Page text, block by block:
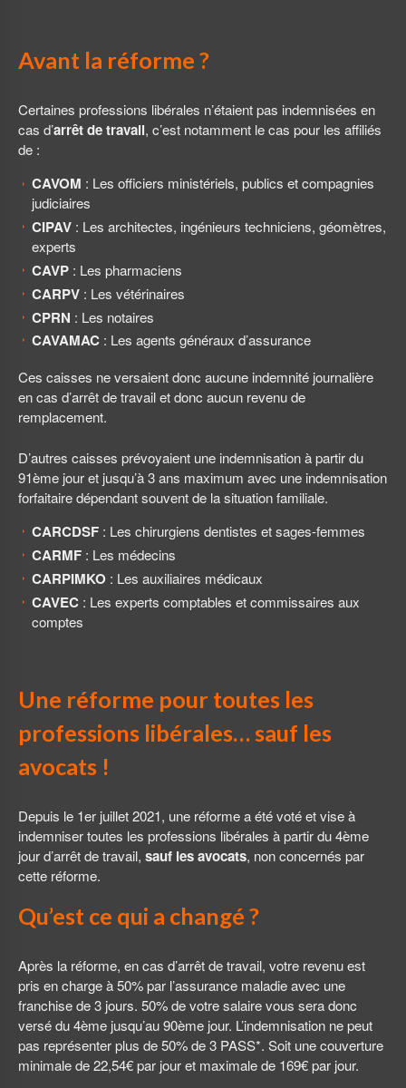
Avant la réforme ?
Certaines professions libérales n’étaient pas indemnisées en
cas d’arrêt de travail, c’est notamment le cas pour les affiliés
de :
CAVOM : Les officiers ministériels, publics et compagnies
judiciaires
CIPAV : Les architectes, ingénieurs techniciens, géomètres,
experts
CAVP : Les pharmaciens
CARPV : Les vétérinaires
CPRN : Les notaires
CAVAMAC : Les agents généraux d’assurance
Ces caisses ne versaient donc aucune indemnité journalière
en cas d’arrêt de travail et donc aucun revenu de
remplacement.
D’autres caisses prévoyaient une indemnisation à partir du
91ème jour et jusqu’à 3 ans maximum avec une indemnisation
forfaitaire dépendant souvent de la situation familiale.
CARCDSF : Les chirurgiens dentistes et sages-femmes
CARMF : Les médecins
CARPIMKO : Les auxiliaires médicaux
CAVEC : Les experts comptables et commissaires aux
comptes
Une réforme pour toutes les
professions libérales… sauf les
avocats !
Depuis le 1er juillet 2021, une réforme a été voté et vise à
indemniser toutes les professions libérales à partir du 4ème
jour d’arrêt de travail, sauf les avocats, non concernés par
cette réforme.
Qu’est ce qui a changé ?
Après la réforme, en cas d’arrêt de travail, votre revenu est
pris en charge à 50% par l’assurance maladie avec une
franchise de 3 jours. 50% de votre salaire vous sera donc
versé du 4ème jusqu’au 90ème jour. L’indemnisation ne peut
pas représenter plus de 50% de 3 PASS*. Soit une couverture
minimale de 22,54€ par jour et maximale de 169€ par jour.